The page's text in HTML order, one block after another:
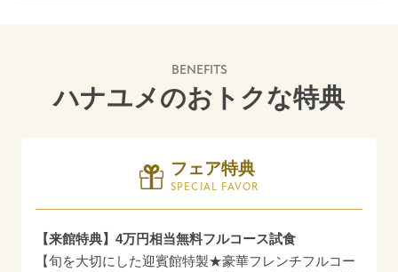
BENEFITS
ハナユメのおトクな特典
フェア特典
SPECIAL FAVOR
【来館特典】4万円相当無料フルコース試食
【旬を大切にした迎賓館特製★豪華フレンチフルコー